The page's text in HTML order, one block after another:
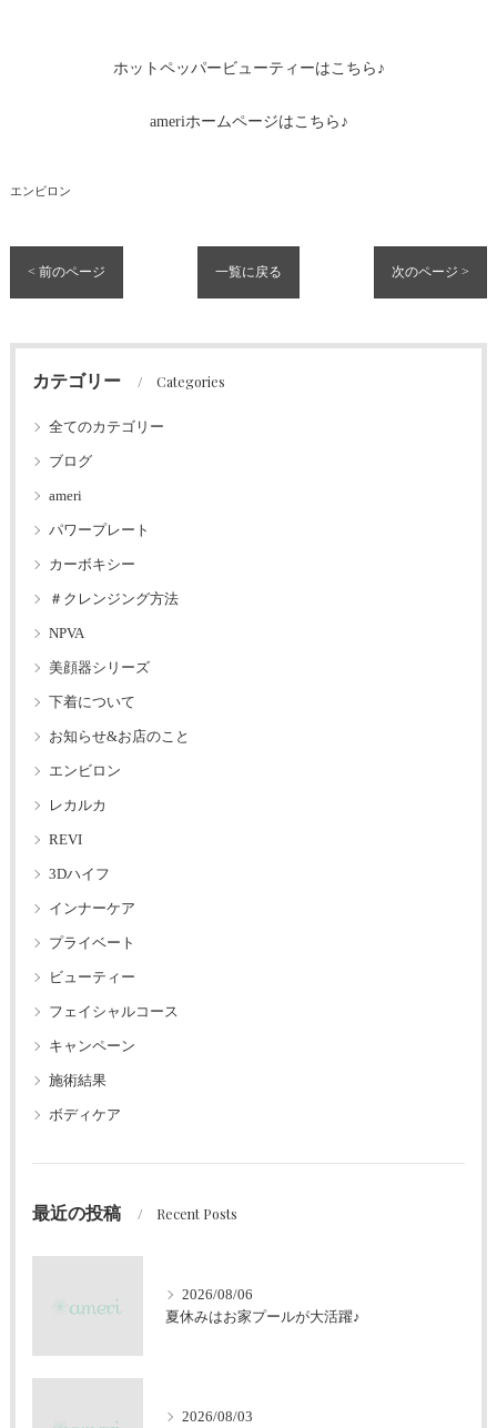
ホットペッパービューティーはこちら♪
ameriホームページはこちら♪
エンビロン
< 前のページ 一覧に戻る 次のページ >
カテゴリー Categories
全てのカテゴリー
ブログ
ameri
パワープレート
カーボキシー
＃クレンジング方法
NPVA
美顔器シリーズ
下着について
お知らせ&お店のこと
エンビロン
レカルカ
REVI
3Dハイフ
インナーケア
プライベート
ビューティー
フェイシャルコース
キャンペーン
施術結果
ボディケア
最近の投稿 Recent Posts
2026/08/06
夏休みはお家プールが大活躍♪
2026/08/03